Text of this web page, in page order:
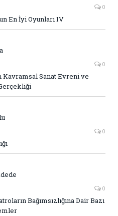
0
En İyi Oyunları IV
0
Kavramsal Sanat Evreni ve
0
0
Bağımsızlığına Dair Bazı